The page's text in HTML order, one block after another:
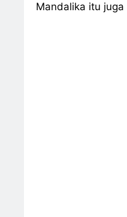
Mandalika itu